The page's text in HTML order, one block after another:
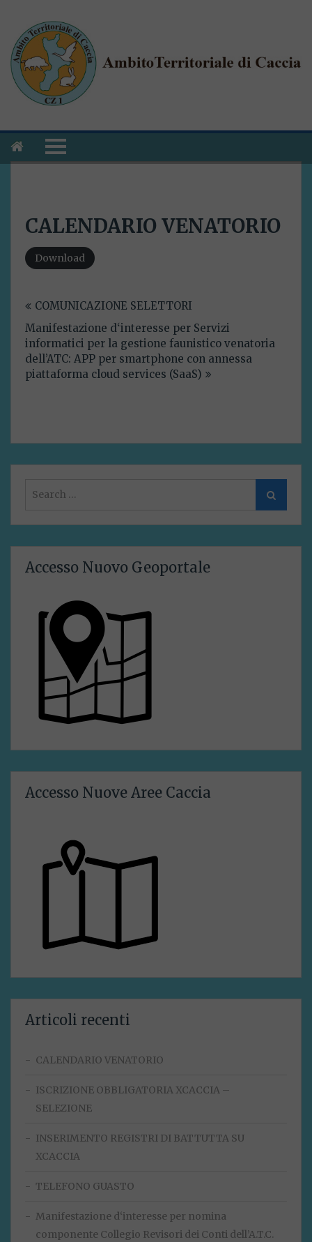
CALENDARIO VENATORIO
Download
articoli
COMUNICAZIONE SELETTORI
Manifestazione d‘interesse per Servizi
informatici per la gestione faunistico venatoria
dell’ATC: APP per smartphone con annessa
piattaforma cloud services (SaaS)
for:
Search
Accesso Nuovo Geoportale
Accesso Nuove Aree Caccia
Articoli recenti
CALENDARIO VENATORIO
ISCRIZIONE OBBLIGATORIA XCACCIA –
SELEZIONE
INSERIMENTO REGISTRI DI BATTUTTA SU
XCACCIA
TELEFONO GUASTO
Manifestazione d‘interesse per nomina
componente Collegio Revisori dei Conti dell’A.T.C.